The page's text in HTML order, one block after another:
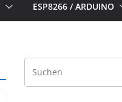
ESP8266 / ARDUINO